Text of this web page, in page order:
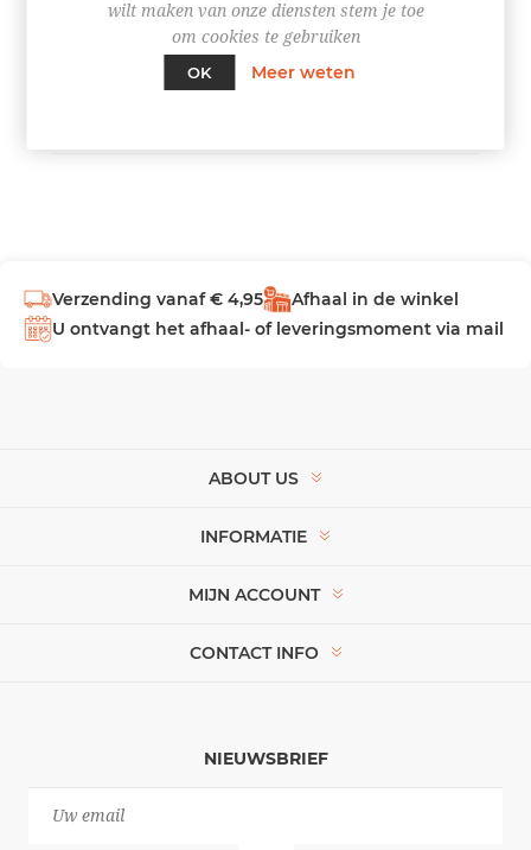
BESTEL NU!
Verzending vanaf € 4,95
Afhaal in de winkel
U ontvangt het afhaal- of leveringsmoment via mail
ABOUT US
INFORMATIE
MIJN ACCOUNT
CONTACT INFO
NIEUWSBRIEF
wilt maken van onze diensten stem je toe
om cookies te gebruiken
OK
Meer weten